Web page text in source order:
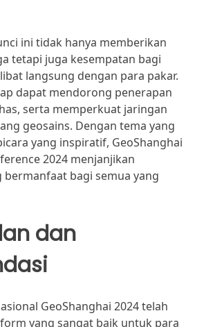
ini tidak hanya memberikan
tetapi juga kesempatan bagi
langsung dengan para pakar.
dapat mendorong penerapan
serta memperkuat jaringan
geosains. Dengan tema yang
yang inspiratif, GeoShanghai
2024 menjanjikan
bermanfaat bagi semua yang
dan
GeoShanghai 2024 telah
yang sangat baik untuk para